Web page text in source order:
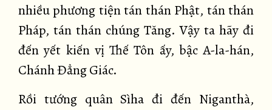
nhiều phương tiện tán thán Phật, tán thán
Pháp, tán thán chúng Tăng. Vậy ta hãy đi
đến yết kiến vị Thế Tôn ấy, bậc A-la-hán,
Chánh Đẳng Giác.
Rồi tướng quân Sìha đi đến Niganthà,